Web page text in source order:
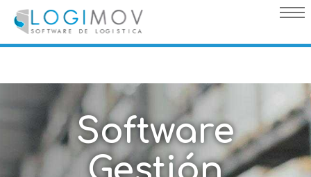
query failed, Table 'nwproject5_logimov.preload_images' doesn't
exist::SQL Query: /*qc=on*/ select * from preload_images where
pagina=39
Software